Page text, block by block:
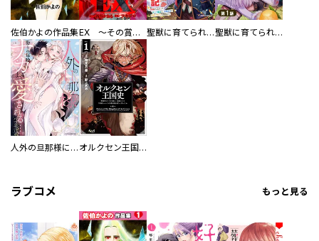
佐伯かよの作品集 EX ～その賞金稼ぎは、世界の出口を探す～【単行本版】 聖獣に育てられた少年の異世界ゆるり放浪記～神様からもらったチート魔法で、仲間たちとスローライフを満喫中～ 聖獣に育てられた少年の異世界ゆるり放浪記～神様からもらったチート魔法で、仲間たちとスローライフを満喫中～【分冊版】
人外の旦那様に娶られ毎晩ナカまで愛される…。アンソロジー オルクセン王国史
ラブコメ もっと見る